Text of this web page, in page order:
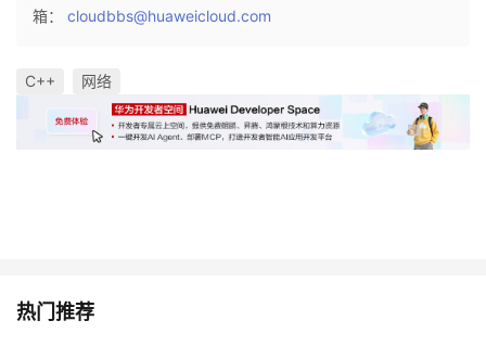
箱： cloudbbs@huaweicloud.com
C++ 网络
热门推荐